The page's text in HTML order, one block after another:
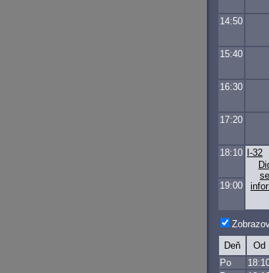
14:50
15:40
16:30
17:20
18:10
I-32
19:00
Deň Od
Po